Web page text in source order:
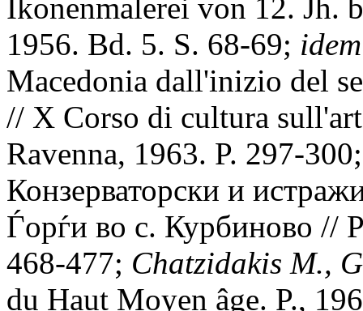
Ikonenmalerei von 12. Jh.
1956. Bd. 5. S. 68-69; idem
Macedonia dall'inizio del
// X Corso di cultura
Ravenna, 1963. P. 297-
Конзерваторски и
Ѓорѓи во с. Курбиново //
468-477; Chatzidakis M.,
du Haut Moyen âge. P.,